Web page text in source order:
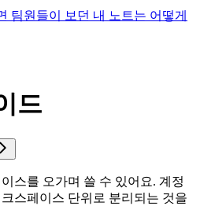
팀원들이 보던 내 노트는 어떻게
드
스를 오가며 쓸 수 있어요. 계정
스페이스 단위로 분리되는 것을